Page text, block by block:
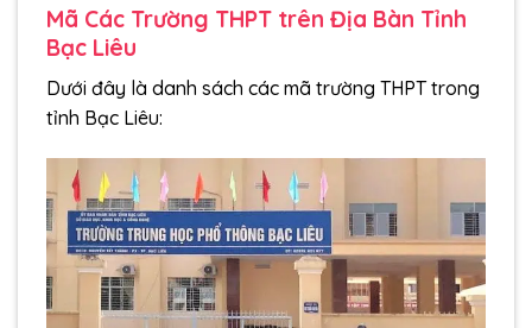
Mã Các Trường THPT trên Địa Bàn Tỉnh
Bạc Liêu
Dưới đây là danh sách các mã trường THPT trong
tỉnh Bạc Liêu: